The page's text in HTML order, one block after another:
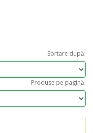
Sortare după:
Produse pe pagină: